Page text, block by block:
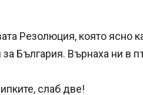
Резолюция, която ясно
България. Върнаха ни в
слаб две!